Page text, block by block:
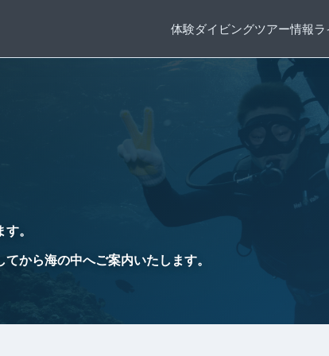
体験ダイビングツアー情報
。
から海の中へご案内いたします。